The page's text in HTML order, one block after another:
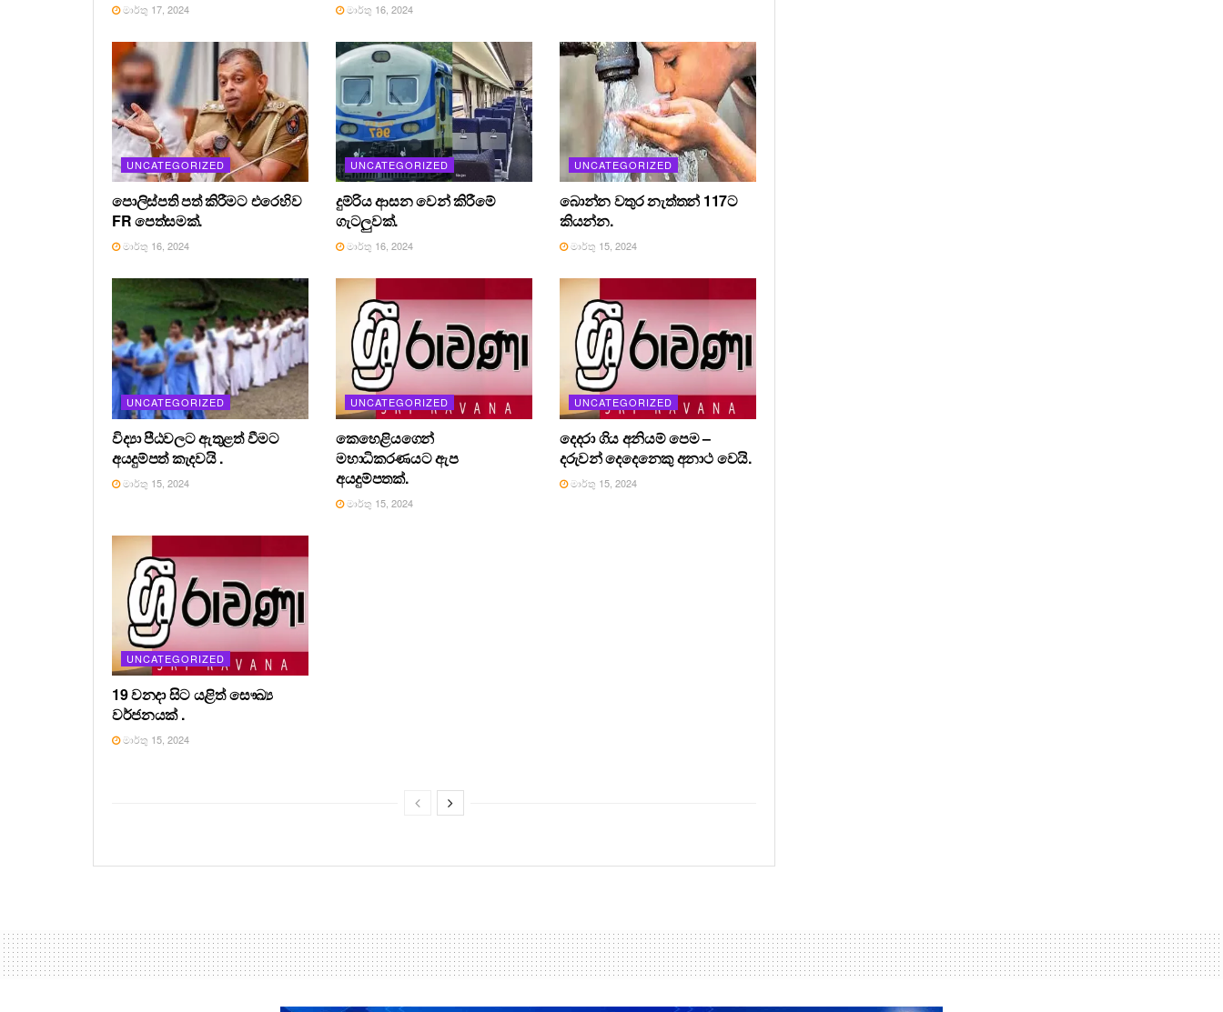
මාර්තු 17, 2024 මාර්තු 16, 2024
UNCATEGORIZED
පොලිස්පති පත් කිරීමට එරෙහිව
FR පෙත්සමක්.
මාර්තු 16, 2024
UNCATEGORIZED
දුම්රිය ආසන වෙන් කිරීමේ
ගැටලුවක්.
මාර්තු 16, 2024
UNCATEGORIZED
බොන්න වතුර නැත්තන් 117ට
කියන්න.
මාර්තු 15, 2024
UNCATEGORIZED
විද්‍යා පීඨවලට ඇතුළත් වීමට
අයදුම්පත් කැදවයි .
මාර්තු 15, 2024
UNCATEGORIZED
කෙහෙළියගෙන්
මහාධිකරණයට ඇප
අයදුම්පතක්.
මාර්තු 15, 2024
UNCATEGORIZED
දෙදරා ගිය අනියම් පෙම –
දරුවන් දෙදෙනෙකු අනාථ වෙයි.
මාර්තු 15, 2024
UNCATEGORIZED
19 වනදා සිට යළිත් සෞඛ්‍ය
වර්ජනයක් .
මාර්තු 15, 2024